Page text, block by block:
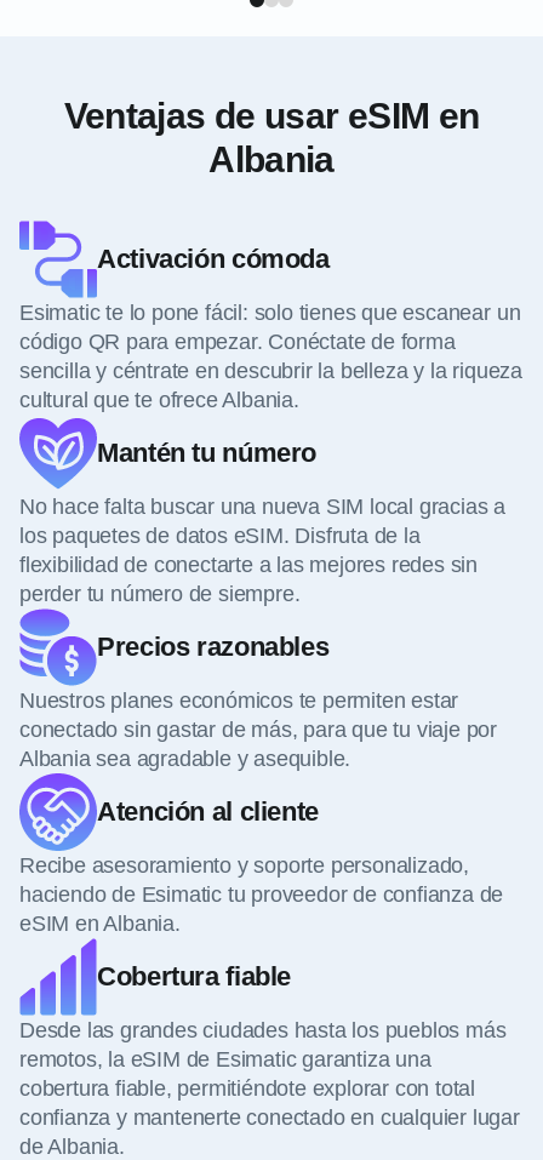
Ventajas de usar eSIM en
Albania
Activación cómoda
Esimatic te lo pone fácil: solo tienes que escanear un
código QR para empezar. Conéctate de forma
sencilla y céntrate en descubrir la belleza y la riqueza
cultural que te ofrece Albania.
Mantén tu número
No hace falta buscar una nueva SIM local gracias a
los paquetes de datos eSIM. Disfruta de la
flexibilidad de conectarte a las mejores redes sin
perder tu número de siempre.
Precios razonables
Nuestros planes económicos te permiten estar
conectado sin gastar de más, para que tu viaje por
Albania sea agradable y asequible.
Atención al cliente
Recibe asesoramiento y soporte personalizado,
haciendo de Esimatic tu proveedor de confianza de
eSIM en Albania.
Cobertura fiable
Desde las grandes ciudades hasta los pueblos más
remotos, la eSIM de Esimatic garantiza una
cobertura fiable, permitiéndote explorar con total
confianza y mantenerte conectado en cualquier lugar
de Albania.